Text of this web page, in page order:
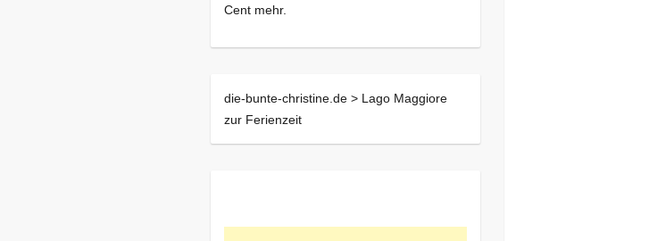
Cent mehr.
die-bunte-christine.de > Lago Maggiore
zur Ferienzeit